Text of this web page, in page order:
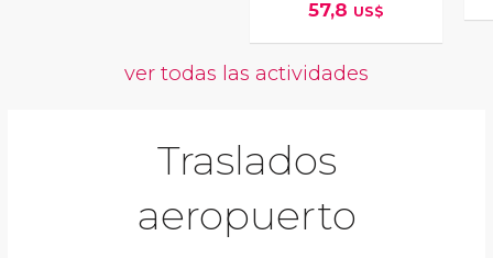
57,8 US$
ver todas las actividades
Traslados
aeropuerto